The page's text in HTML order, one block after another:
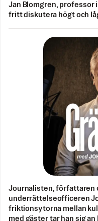
Jan Blomgren, professor
fritt diskutera högt och
Journalisten, författaren
underrättelseofficeren
friktionsytorna mellan
med gäster tar han sig